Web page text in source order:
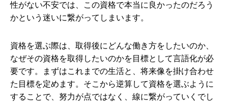
性がない不安では、この資格で本当に良かったのだろう
かという迷いに繋がってしまいます。
資格を選ぶ際は、取得後にどんな働き方をしたいのか、
なぜその資格を取得したいのかを目標として言語化が必
要です。まずはこれまでの生活と、将来像を掛け合わせ
た目標を定めます。そこから逆算して資格を選ぶように
することで、努力が点ではなく、線に繋がっていくでし